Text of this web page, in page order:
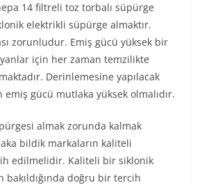
14 filtreli toz torbalı süpürge
elektrikli süpürge almaktır.
zorunludur. Emiş gücü yüksek bir
için her zaman temzilikte
Derinlemesine yapılacak
gücü mutlaka yüksek olmalıdır.
almak zorunda kalmak
bildik markaların kaliteli
edilmelidir. Kaliteli bir siklonik
bakıldığında doğru bir tercih